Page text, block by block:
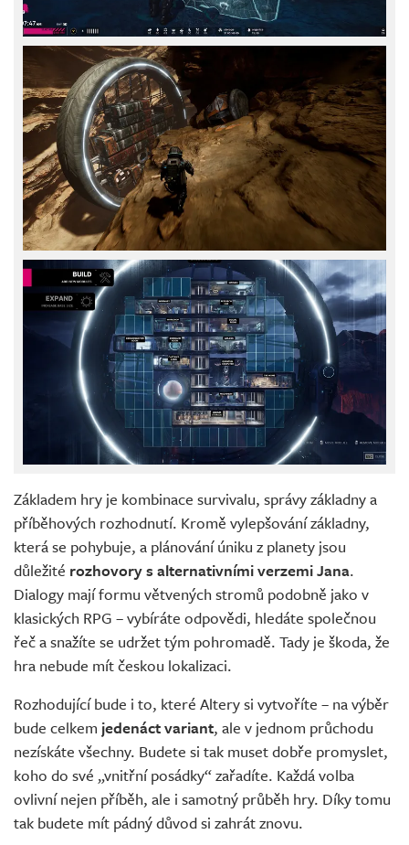
Základem hry je kombinace survivalu, správy základny a
příběhových rozhodnutí. Kromě vylepšování základny,
která se pohybuje, a plánování úniku z planety jsou
důležité rozhovory s alternativními verzemi Jana.
Dialogy mají formu větvených stromů podobně jako v
klasických RPG – vybíráte odpovědi, hledáte společnou
řeč a snažíte se udržet tým pohromadě. Tady je škoda, že
hra nebude mít českou lokalizaci.
Rozhodující bude i to, které Altery si vytvoříte – na výběr
bude celkem jedenáct variant, ale v jednom průchodu
nezískáte všechny. Budete si tak muset dobře promyslet,
koho do své „vnitřní posádky“ zařadíte. Každá volba
ovlivní nejen příběh, ale i samotný průběh hry. Díky tomu
tak budete mít pádný důvod si zahrát znovu.